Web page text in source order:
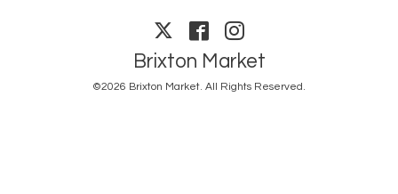
Brixton Market
©2026 Brixton Market. All Rights Reserved.